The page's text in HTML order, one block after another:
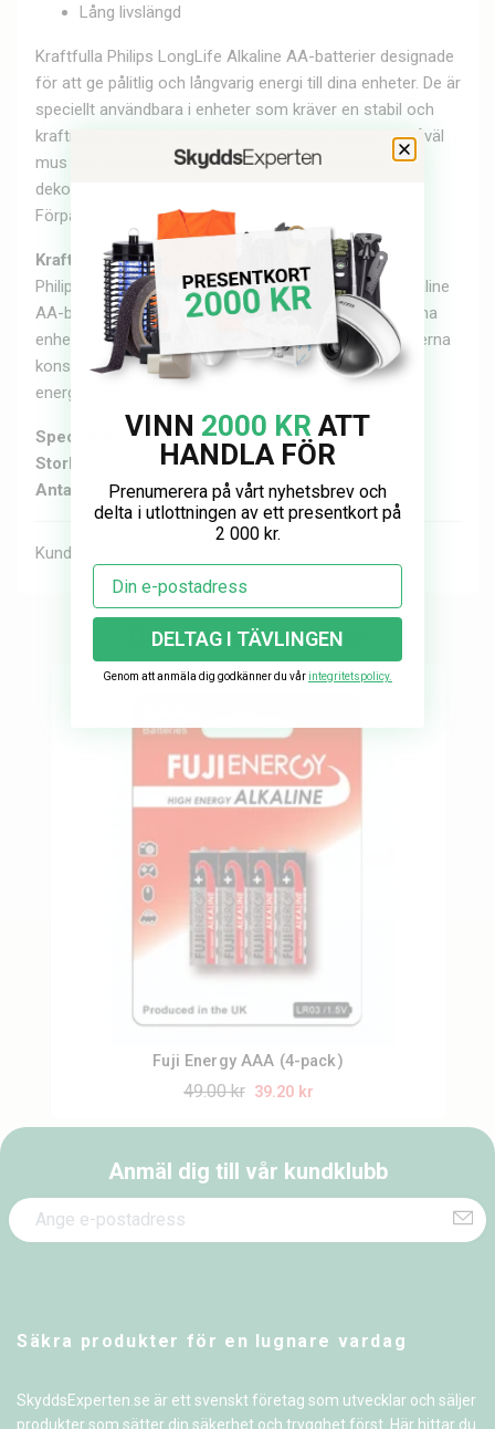
Lång livslängd
Kraftfulla Philips LongLife Alkaline AA-batterier designade
för att ge pålitlig och långvarig energi till dina enheter. De är
speciellt användbara i enheter som kräver en stabil och
kraftig energikälla för optimal prestanda. Ideala för såväl
mus och tangentbord, fjärrkontroller, ficklampor,
dekorationsbelysningar och digitala termometrar.
Förpackning med 4 st batterier.
Kraftfull prestanda när den behövs som mest
Philips kvalitet och tillförlitlighet innebär att dessa alkaline
AA-batterier levererar konsekvent energi och håller dina
enheter igång längre. De är ett smart val för den moderna
konsumenten som söker effektiva och hållbara
energilösningar för sina elektroniska apparater.
Specifikationer
Storlek:
Antal:
4-pack
Kundbetyg & Recensioner
Fler populära produkter
Fuji Energy AAA (4-pack)
49.00 kr 39.20 kr
Anmäl dig till vår kundklubb
Säkra produkter för en lugnare vardag
SkyddsExperten.se är ett svenskt företag som utvecklar och säljer
produkter som sätter din säkerhet och trygghet först. Här hittar du
VINN 2000 KR ATT
HANDLA FÖR
Prenumerera på vårt nyhetsbrev och
delta i utlottningen av ett presentkort på
2 000 kr.
Email
DELTAG I TÄVLINGEN
Genom att anmäla dig godkänner du vårintegritetspolicy.